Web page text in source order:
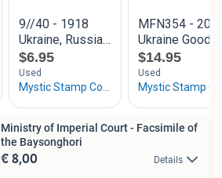
Ministry of Imperial Court - Facsimile of
the Baysonghori
€ 8,00 Details